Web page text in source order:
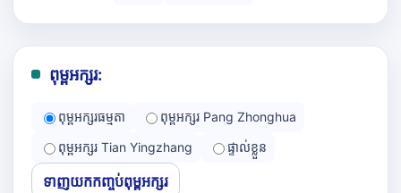
ពុម្ពអក្សរ:
ពុម្ពអក្សរធម្មតា
ពុម្ពអក្សរ Pang Zhonghua
ពុម្ពអក្សរ Tian Yingzhang
ផ្ទាល់ខ្លួន
ទាញយកកញ្ចប់ពុម្ពអក្សរ